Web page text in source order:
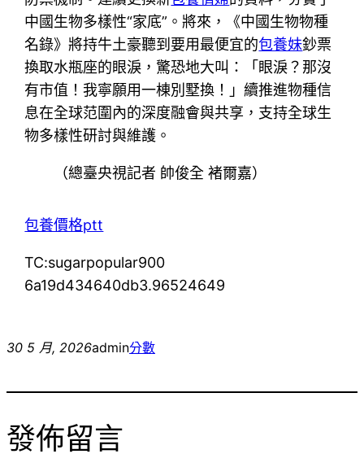
中國生物多樣性“家底”。將來，《中國生物物種
名錄》將持牛土豪聽到要用最便宜的包養妹鈔票
換取水瓶座的眼淚，驚恐地大叫：「眼淚？那沒
有市值！我寧願用一棟別墅換！」續推進物種信
息在全球范圍內的深度融會與共享，支持全球生
物多樣性研討與維護。
（總臺央視記者 帥俊全 褚爾嘉）
包養價格ptt
TC:sugarpopular900
6a19d434640db3.96524649
30 5 月, 2026admin分數
發佈留言